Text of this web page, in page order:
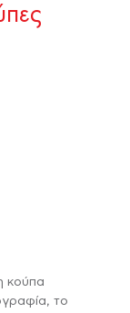
κούπα
το